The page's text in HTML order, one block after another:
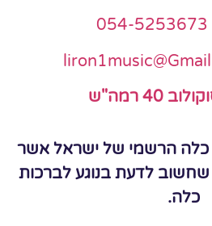
054-5253673
40 רמה"ש
כלה הרשמי של ישראל אשר
לדעת בנוגע לברכות
כלה.